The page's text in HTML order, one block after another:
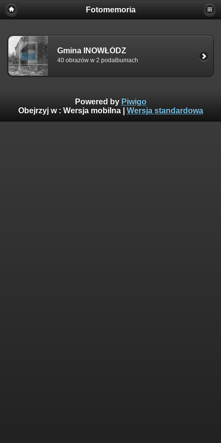
Fotomemoria
Gmina INOWŁÓDZ
40 obrazów w 2 podalbumach
Powered by Piwigo
Obejrzyj w : Wersja mobilna| Wersja standardowa